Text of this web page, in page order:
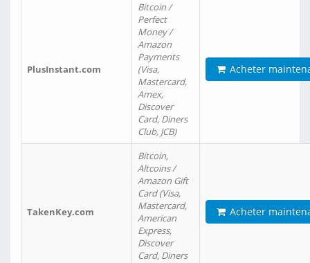
PlusInstant.com
Bitcoin /
Perfect
Money /
Amazon
Payments
(Visa,
Mastercard,
Amex,
Discover
Card, Diners
Club, JCB)
Acheter
TakenKey.com
Bitcoin,
Altcoins /
Amazon Gift
Card (Visa,
Mastercard,
American
Express,
Discover
Card, Diners
Acheter